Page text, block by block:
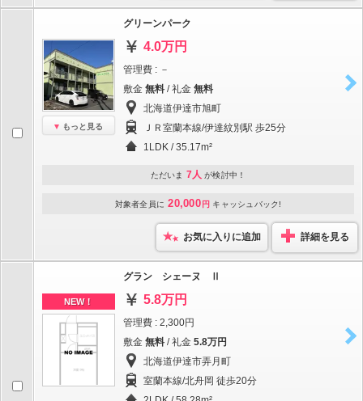
もっと見る
グリーンパーク
4.0万円
管理費 : －
敷金 無料 / 礼金 無料
北海道伊達市旭町
ＪＲ室蘭本線/伊達紋別駅 歩25分
1LDK / 35.17m²
ただいま 7人 が検討中！
対象者全員に 20,000 円 キャッシュバック!
お気に入りに追加 詳細を見る
NEW！
グラン シェーヌ Ⅱ
5.8万円
管理費 : 2,300円
敷金 無料 / 礼金 5.8万円
北海道伊達市弄月町
室蘭本線/北舟岡 徒歩20分